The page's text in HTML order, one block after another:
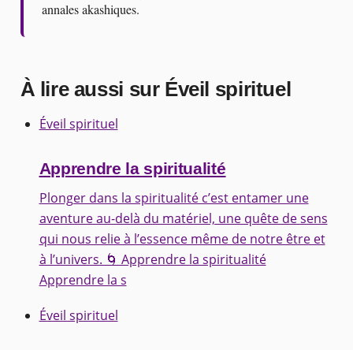
annales akashiques.
À lire aussi sur Éveil spirituel
Éveil spirituel
Apprendre la spiritualité
Plonger dans la spiritualité c’est entamer une
aventure au-delà du matériel, une quête de sens
qui nous relie à l’essence même de notre être et
à l’univers. 🌀 Apprendre la spiritualité
Apprendre la s
Éveil spirituel